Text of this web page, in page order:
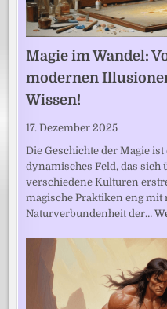
Magie im Wandel:
modernen
Wissen!
17. Dezember 2025
Die Geschichte der Magie
dynamisches Feld, das sich
verschiedene Kulturen
magische Praktiken eng
Naturverbundenheit der…